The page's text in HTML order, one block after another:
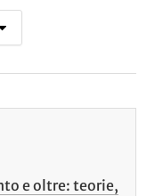
e oltre: teorie,